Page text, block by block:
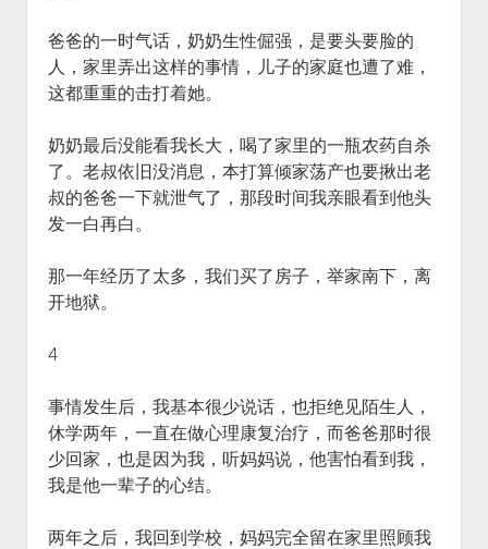
爸爸的一时气话，奶奶生性倔强，是要头要脸的
人，家里弄出这样的事情，儿子的家庭也遭了难，
这都重重的击打着她。
奶奶最后没能看我长大，喝了家里的一瓶农药自杀
了。老叔依旧没消息，本打算倾家荡产也要揪出老
叔的爸爸一下就泄气了，那段时间我亲眼看到他头
发一白再白。
那一年经历了太多，我们买了房子，举家南下，离
开地狱。
4
事情发生后，我基本很少说话，也拒绝见陌生人，
休学两年，一直在做心理康复治疗，而爸爸那时很
少回家，也是因为我，听妈妈说，他害怕看到我，
我是他一辈子的心结。
两年之后，我回到学校，妈妈完全留在家里照顾我